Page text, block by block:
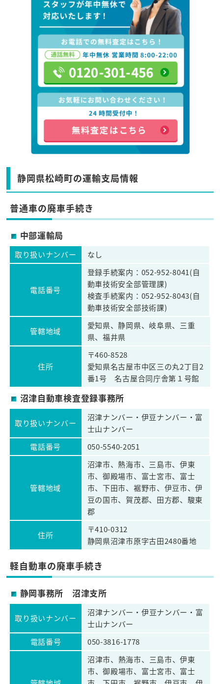
静岡県松崎町の運輸支局情報
普通車の廃車手続き
中部運輸局
取り扱いナンバー なし
電話番号
登録手続案内：052-952-8041(自
動車技術安全部管理課)
検査手続案内：052-952-8043(自
動車技術安全部技術課)
管轄地域
愛知県、静岡県、岐阜県、三重
県、福井県
住所
〒460-8528
愛知県名古屋市中区三の丸2丁目2
番1号 名古屋合同庁舎第１号館
沼津自動車検査登録事務所
取り扱いナンバー
沼津ナンバー・伊豆ナンバー・富
士山ナンバー
電話番号
050-5540-2051
管轄地域
沼津市、熱海市、三島市、伊東
市、御殿場市、富士宮市、富士
市、下田市、裾野市、伊豆市、伊
豆の国市、賀茂郡、田方郡、駿東
郡
住所
〒410-0312
静岡県沼津市原字古田2480番地
軽自動車の廃車手続き
静岡事務所 沼津支所
取り扱いナンバー
沼津ナンバー・伊豆ナンバー・富
士山ナンバー
電話番号
050-3816-1778
沼津市、熱海市、三島市、伊東
市、御殿場市、富士宮市、富士